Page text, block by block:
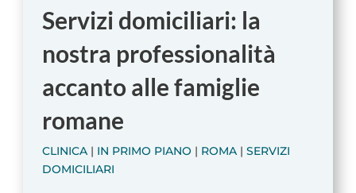
Servizi domiciliari: la
nostra professionalità
accanto alle famiglie
romane
CLINICA| IN PRIMO PIANO | ROMA| SERVIZI
DOMICILIARI